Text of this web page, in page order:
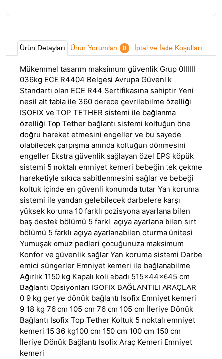
Ürün Detayları Ürün Yorumları 0 İptal ve İade Koşulları
Mükemmel tasarım maksimum güvenlik Grup 0IIIIII
036kg ECE R4404 Belgesi Avrupa Güvenlik
Standartı olan ECE R44 Sertifikasına sahiptir Yeni
nesil alt tabla ile 360 derece çevrilebilme özelliği
ISOFIX ve TOP TETHER sistemi ile bağlanma
özelliği Top Tether bağlantı sistemi koltuğun öne
doğru hareket etmesini engeller ve bu sayede
olabilecek çarpışma anında koltuğun dönmesini
engeller Ekstra güvenlik sağlayan özel EPS köpük
sistemi 5 noktalı emniyet kemeri bebeğin tek çekme
hareketiyle sıkıca sabitlenmesini sağlar ve bebeği
koltuk içinde en güvenli konumda tutar Yan koruma
sistemi ile yandan gelebilecek darbelere karşı
yüksek koruma 10 farklı pozisyona ayarlana bilen
baş destek bölümü 5 farklı açıya ayarlana bilen sırt
bölümü 5 farklı açıya ayarlanabilen oturma ünitesi
Yumuşak omuz pedleri çocuğunuza maksimum
Konfor ve güvenlik sağlar Yan koruma sistemi Darbe
emici süngerler Emniyet kemeri ile bağlanabilme
Ağırlık 1150 kg Kapalı koli ebadı 515x44x645 cm
Bağlantı Opsiyonları ISOFIX BAĞLANTILI ARAÇLAR
0 9 kg geriye dönük bağlantı Isofix Emniyet kemeri
9 18 kg 76 cm 105 cm 76 cm 105 cm İleriye Dönük
Bağlantı Isofix Top Tether Koltuk 5 noktalı emniyet
kemeri 15 36 kg100 cm 150 cm 100 cm 150 cm
İleriye Dönük Bağlantı Isofix Araç Kemeri Emniyet
kemeri